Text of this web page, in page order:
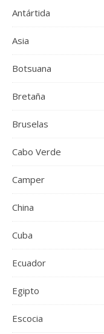
Antártida
Asia
Botsuana
Bretaña
Bruselas
Cabo Verde
Camper
China
Cuba
Ecuador
Egipto
Escocia